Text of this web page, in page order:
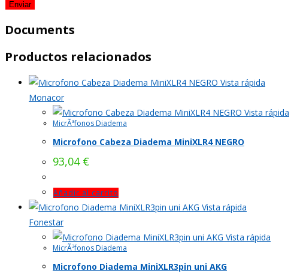
Documents
Productos relacionados
Vista rápida
Monacor
Vista rápida
MicrÃ³fonos Diadema
Microfono Cabeza Diadema MiniXLR4 NEGRO
93,04 €
Añadir al carrito
Vista rápida
Fonestar
Vista rápida
MicrÃ³fonos Diadema
Microfono Diadema MiniXLR3pin uni AKG